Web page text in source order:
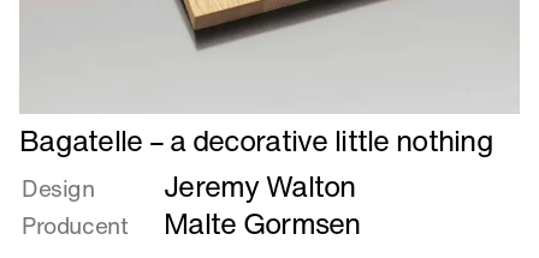
Læs
mere
om
Bagatelle
–
Bagatelle – a decorative little nothing
Design Jeremy Walton
Producent Malte Gormsen